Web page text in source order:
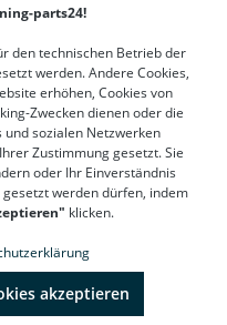
parts24!
den technischen Betrieb der
werden. Andere Cookies,
erhöhen, Cookies von
Zwecken dienen oder die
sozialen Netzwerken
Zustimmung gesetzt. Sie
oder Ihr Einverständnis
werden dürfen, indem
klicken.
akzeptieren
shopvote.de ⓘ